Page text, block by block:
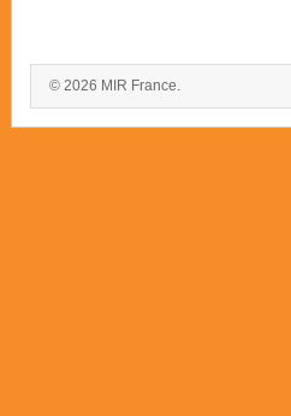
© 2026 MIR France.